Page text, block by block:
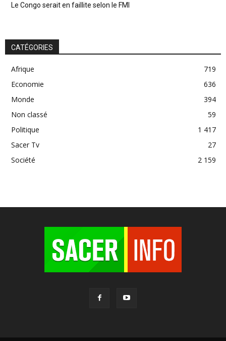
Le Congo serait en faillite selon le FMI
CATÉGORIES
Afrique
719
Economie
636
Monde
394
Non classé
59
Politique
1 417
Sacer Tv
27
Société
2 159